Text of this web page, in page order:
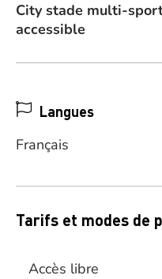
City stade multi-
accessible
Langues
Français
Tarifs et modes de
Accès libre